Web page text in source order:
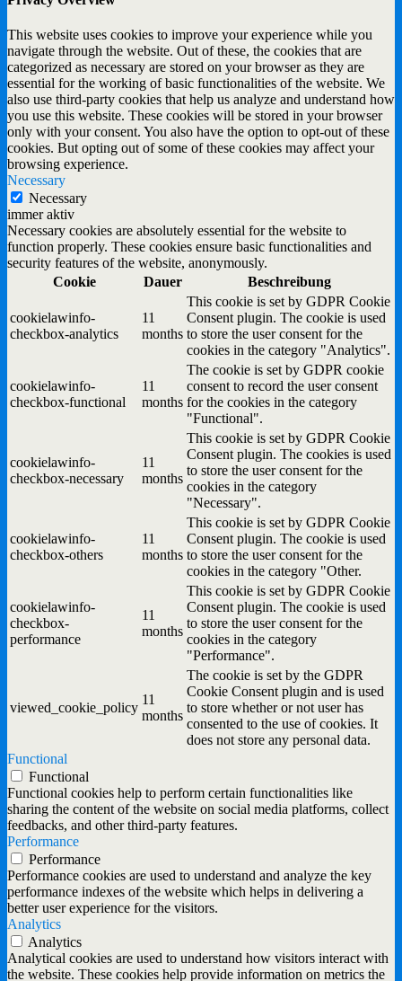
This website uses cookies to improve your experience while you
navigate through the website. Out of these, the cookies that are
categorized as necessary are stored on your browser as they are
essential for the working of basic functionalities of the website. We
also use third-party cookies that help us analyze and understand how
you use this website. These cookies will be stored in your browser
only with your consent. You also have the option to opt-out of these
cookies. But opting out of some of these cookies may affect your
browsing experience.
Necessary
Necessary
immer aktiv
Necessary cookies are absolutely essential for the website to
function properly. These cookies ensure basic functionalities and
security features of the website, anonymously.
Cookie
Dauer Beschreibung
cookielawinfo-
checkbox-analytics
11
months
This cookie is set by GDPR Cookie
Consent plugin. The cookie is used
to store the user consent for the
cookies in the category "Analytics".
cookielawinfo-
checkbox-functional
11
months
The cookie is set by GDPR cookie
consent to record the user consent
for the cookies in the category
"Functional".
cookielawinfo-
checkbox-necessary
11
months
This cookie is set by GDPR Cookie
Consent plugin. The cookies is used
to store the user consent for the
cookies in the category
"Necessary".
cookielawinfo-
checkbox-others
11
months
This cookie is set by GDPR Cookie
Consent plugin. The cookie is used
to store the user consent for the
cookies in the category "Other.
cookielawinfo-
checkbox-
performance
11
months
This cookie is set by GDPR Cookie
Consent plugin. The cookie is used
to store the user consent for the
cookies in the category
"Performance".
viewed_cookie_policy
11
months
The cookie is set by the GDPR
Cookie Consent plugin and is used
to store whether or not user has
consented to the use of cookies. It
does not store any personal data.
Functional
Functional
Functional cookies help to perform certain functionalities like
sharing the content of the website on social media platforms, collect
feedbacks, and other third-party features.
Performance
Performance
Performance cookies are used to understand and analyze the key
performance indexes of the website which helps in delivering a
better user experience for the visitors.
Analytics
Analytics
Analytical cookies are used to understand how visitors interact with
the website. These cookies help provide information on metrics the